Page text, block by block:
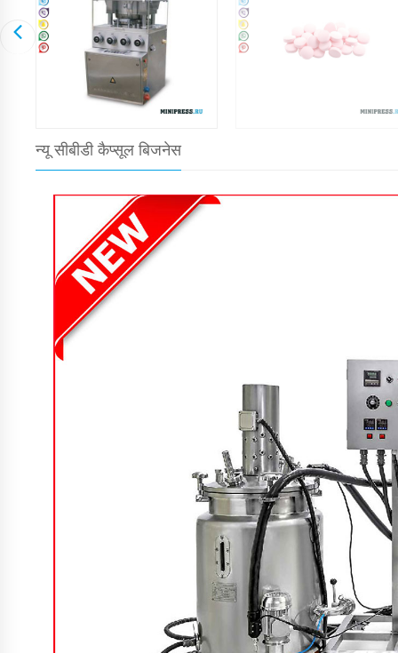
न्यू सीबीडी कैप्सूल बिजनेस